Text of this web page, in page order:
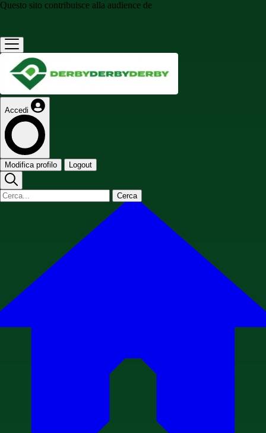
Questo sito contribuisce alla audience de
Accedi
Modifica profilo Logout
Cerca